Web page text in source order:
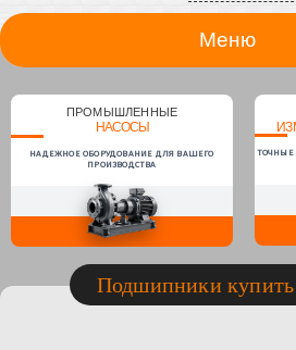
Меню
ПРОМЫШЛЕННЫЕ
НАСОСЫ
НАДЕЖНОЕ ОБОРУДОВАНИЕ ДЛЯ ВАШЕГО
ПРОИЗВОДСТВА
ТОЧНЫЕ
Подшипники